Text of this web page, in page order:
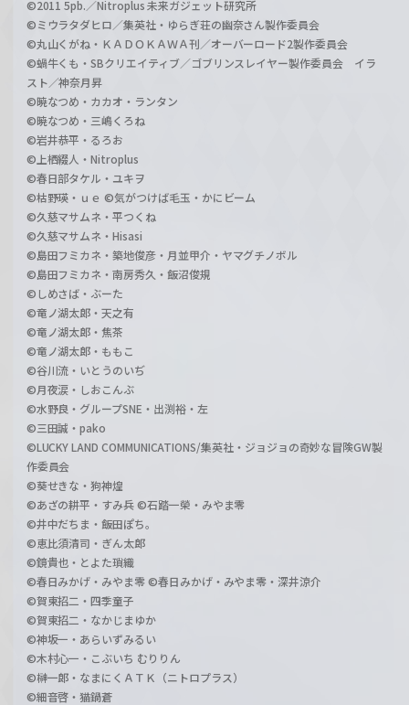
©2011 5pb.／Nitroplus 未来ガジェット研究所
©ミウラタダヒロ／集英社・ゆらぎ荘の幽奈さん製作委員会
©丸山くがね・ＫＡＤＯＫＡＷＡ刊／オーバーロード2製作委員会
©蝸牛くも・SBクリエイティブ／ゴブリンスレイヤー製作委員会 イラ
スト／神奈月昇
©暁なつめ・カカオ・ランタン
©暁なつめ・三嶋くろね
©岩井恭平・るろお
©上栖綴人・Nitroplus
©春日部タケル・ユキヲ
©枯野瑛・ｕｅ ©気がつけば毛玉・かにビーム
©久慈マサムネ・平つくね
©久慈マサムネ・Hisasi
©島田フミカネ・築地俊彦・月並甲介・ヤマグチノボル
©島田フミカネ・南房秀久・飯沼俊規
©しめさば・ぶーた
©竜ノ湖太郎・天之有
©竜ノ湖太郎・焦茶
©竜ノ湖太郎・ももこ
©谷川流・いとうのいぢ
©月夜涙・しおこんぶ
©水野良・グループSNE・出渕裕・左
©三田誠・pako
©LUCKY LAND COMMUNICATIONS/集英社・ジョジョの奇妙な冒険GW製
作委員会
©葵せきな・狗神煌
©あざの耕平・すみ兵 ©石踏一榮・みやま零
©井中だちま・飯田ぽち。
©恵比須清司・ぎん太郎
©鏡貴也・とよた瑣織
©春日みかげ・みやま零 ©春日みかげ・みやま零・深井涼介
©賀東招二・四季童子
©賀東招二・なかじまゆか
©神坂一・あらいずみるい
©木村心一・こぶいち むりりん
©榊一郎・なまにくＡＴＫ（ニトロプラス）
©細音啓・猫鍋蒼